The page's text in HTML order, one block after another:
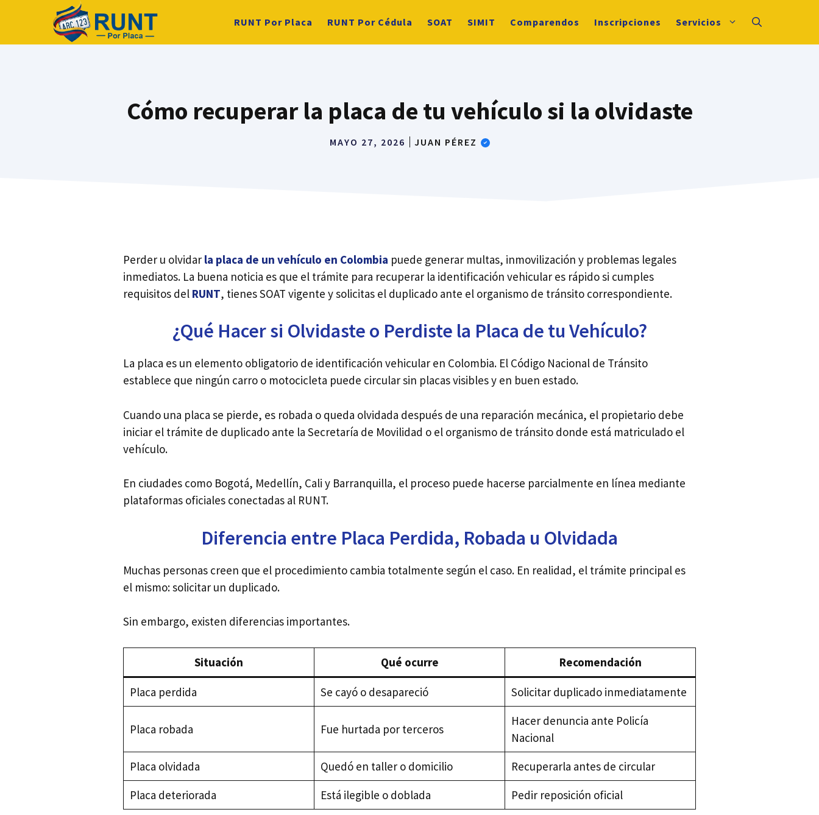
contenido
RUNT Por Placa RUNT Por Cédula SOAT SIMIT Comparendos Inscripciones Servicios
Cómo recuperar la placa de tu vehículo si la olvidaste
MAYO 27, 2026 JUAN PÉREZ
Perder u olvidar la placa de un vehículo en Colombia puede generar multas, inmovilización y problemas legales
inmediatos. La buena noticia es que el trámite para recuperar la identificación vehicular es rápido si cumples
requisitos del RUNT, tienes SOAT vigente y solicitas el duplicado ante el organismo de tránsito correspondiente.
¿Qué Hacer si Olvidaste o Perdiste la Placa de tu Vehículo?
La placa es un elemento obligatorio de identificación vehicular en Colombia. El Código Nacional de Tránsito
establece que ningún carro o motocicleta puede circular sin placas visibles y en buen estado.
Cuando una placa se pierde, es robada o queda olvidada después de una reparación mecánica, el propietario debe
iniciar el trámite de duplicado ante la Secretaría de Movilidad o el organismo de tránsito donde está matriculado el
vehículo.
En ciudades como Bogotá, Medellín, Cali y Barranquilla, el proceso puede hacerse parcialmente en línea mediante
plataformas oficiales conectadas al RUNT.
Diferencia entre Placa Perdida, Robada u Olvidada
Muchas personas creen que el procedimiento cambia totalmente según el caso. En realidad, el trámite principal es
el mismo: solicitar un duplicado.
Sin embargo, existen diferencias importantes.
Situación Qué ocurre Recomendación
Placa perdida Se cayó o desapareció Solicitar duplicado inmediatamente
Placa robada Fue hurtada por terceros
Hacer denuncia ante Policía
Nacional
Placa olvidada
Quedó en taller o domicilio
Recuperarla antes de circular
Placa deteriorada
Está ilegible o doblada Pedir reposición oficial